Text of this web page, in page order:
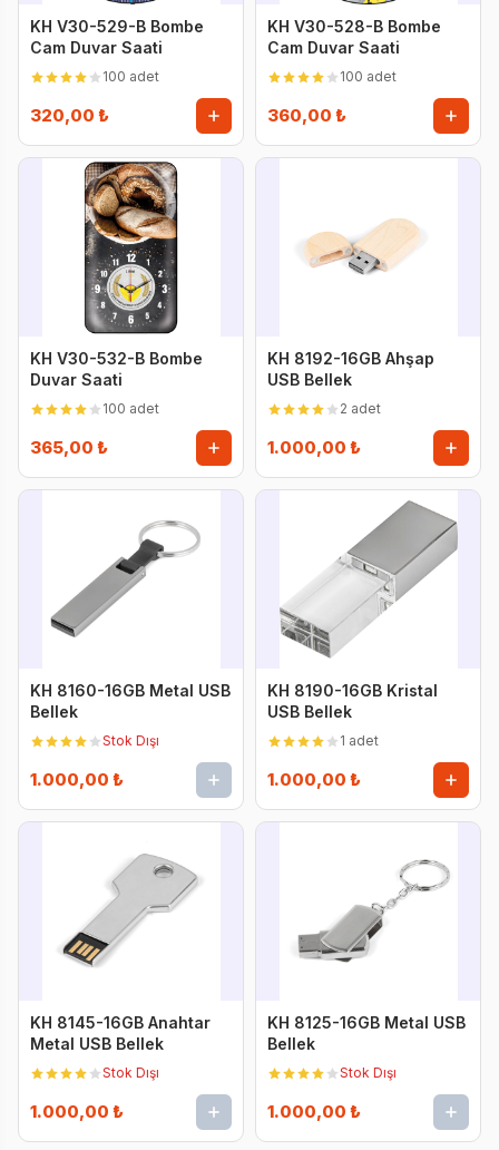
KH V30-529-B Bombe
Cam Duvar Saati
100 adet
320,00 ₺
KH V30-528-B Bombe
Cam Duvar Saati
100 adet
360,00 ₺
KH V30-532-B Bombe
Duvar Saati
100 adet
365,00 ₺
KH 8192-16GB Ahşap
USB Bellek
2 adet
1.000,00 ₺
KH 8160-16GB Metal USB
Bellek
Stok Dışı
1.000,00 ₺
KH 8190-16GB Kristal
USB Bellek
1 adet
1.000,00 ₺
KH 8145-16GB Anahtar
Metal USB Bellek
Stok Dışı
1.000,00 ₺
KH 8125-16GB Metal USB
Bellek
Stok Dışı
1.000,00 ₺